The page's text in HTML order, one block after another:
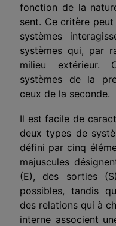
fonction de la
sent. Ce critère
systèmes
systèmes qui, par
milieu extérieur.
systèmes de la
ceux de la seconde.
Il est facile de
deux types de
défini par cinq
majuscules
(E), des sorties
possibles, tandis
des rela­tions qui à
interne associent